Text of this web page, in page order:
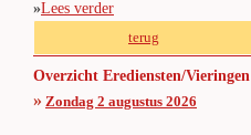
»Lees verder
terug
Overzicht Erediensten/Vieringen
» Zondag 2 augustus 2026